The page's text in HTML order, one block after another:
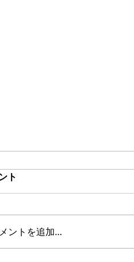
ブッチュアブ
ト
ントを追加…